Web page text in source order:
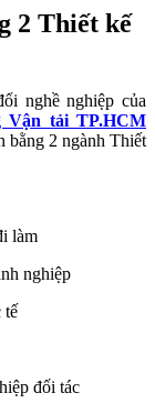
2 Thiết kế
nghề nghiệp của
Vận tải TP.HCM
bằng 2 ngành Thiết
làm
nghiệp
tế
đối tác